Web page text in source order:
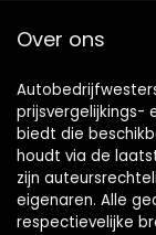
Over ons
prijsvergelijkings-
biedt die
houdt via de
zijn
eigenaren. Alle
respectievelijke